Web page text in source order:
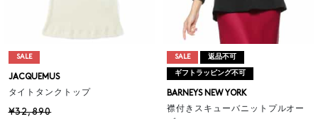
SALE
JACQUEMUS
タイトタンクトップ
¥32,890
SALE 返品不可
ギフトラッピング不可
BARNEYS NEW YORK
襟付きスキューバニットプルオー